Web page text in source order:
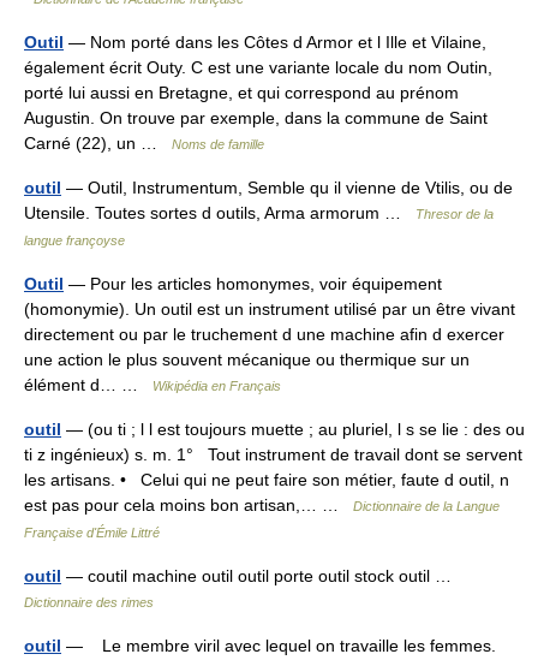
Outil — Nom porté dans les Côtes d Armor et l Ille et Vilaine,
également écrit Outy. C est une variante locale du nom Outin,
porté lui aussi en Bretagne, et qui correspond au prénom
Augustin. On trouve par exemple, dans la commune de Saint
Carné (22), un …
Noms de famille
outil — Outil, Instrumentum, Semble qu il vienne de Vtilis, ou de
Utensile. Toutes sortes d outils, Arma armorum …
Thresor de la
langue françoyse
Outil — Pour les articles homonymes, voir équipement
(homonymie). Un outil est un instrument utilisé par un être vivant
directement ou par le truchement d une machine afin d exercer
une action le plus souvent mécanique ou thermique sur un
élément d… …
Wikipédia en Français
outil — (ou ti ; l l est toujours muette ; au pluriel, l s se lie : des ou
ti z ingénieux) s. m. 1° Tout instrument de travail dont se servent
les artisans. • Celui qui ne peut faire son métier, faute d outil, n
est pas pour cela moins bon artisan,… …
Dictionnaire de la Langue
Française d'Émile Littré
outil — coutil machine outil outil porte outil stock outil …
Dictionnaire des rimes
outil — Le membre viril avec lequel on travaille les femmes.